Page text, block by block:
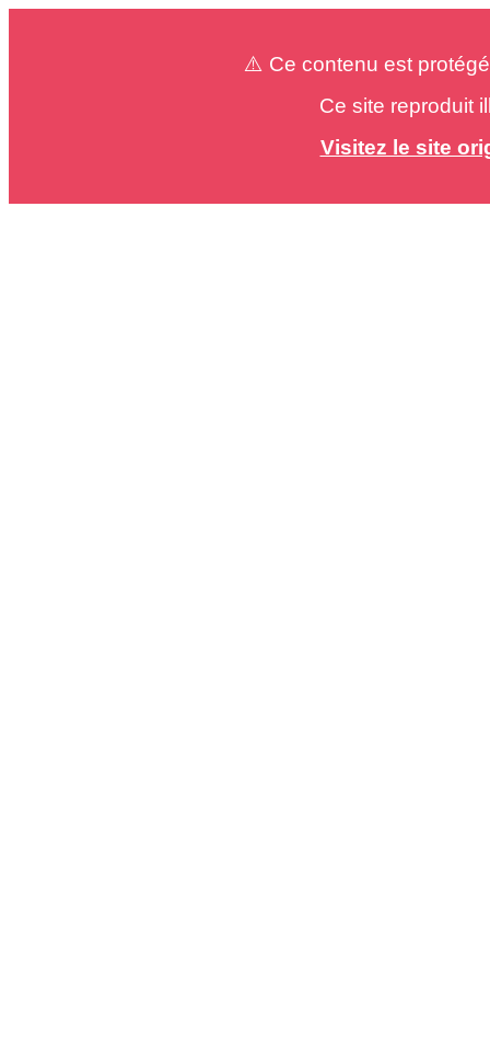
⚠️ Ce contenu est
Ce site reproduit
Visitez le site